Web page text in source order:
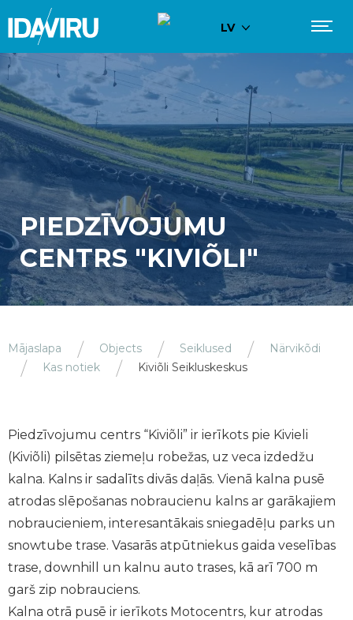
LV
PIEDZĪVOJUMU
CENTRS "KIVIÕLI"
Mājaslapa Objects Seiklused
Närvikõdi
Kas notiek
Kiviõli Seikluskeskus
Piedzīvojumu centrs “Kiviõli” ir ierīkots pie Kivieli
(Kiviõli) pilsētas ziemeļu robežas, uz veca izdedžu
kalna. Kalns ir sadalīts divās daļās. Vienā kalna pusē
atrodas slēpošanas nobraucienu kalns ar garākajiem
nobraucieniem, interesantākais sniegadēļu parks un
snowtube trase. Vasarās atpūtniekus gaida veselības
trase, downhill un kalnu auto trases, kā arī 700 m
garš zip nobrauciens.
Kalna otrā pusē ir ierīkots Motocentrs, kur atrodas